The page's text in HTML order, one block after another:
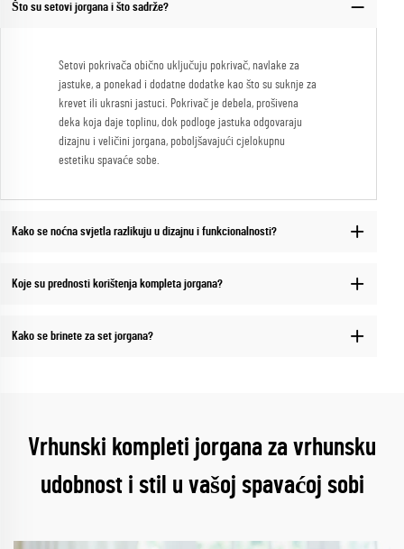
Što su setovi jorgana i što sadrže?
Setovi pokrivača obično uključuju pokrivač, navlake za
jastuke, a ponekad i dodatne dodatke kao što su suknje za
krevet ili ukrasni jastuci. Pokrivač je debela, prošivena
deka koja daje toplinu, dok podloge jastuka odgovaraju
dizajnu i veličini jorgana, poboljšavajući cjelokupnu
estetiku spavaće sobe.
Kako se noćna svjetla razlikuju u dizajnu i funkcionalnosti?
Koje su prednosti korištenja kompleta jorgana?
Kako se brinete za set jorgana?
Vrhunski kompleti jorgana za vrhunsku
udobnost i stil u vašoj spavaćoj sobi